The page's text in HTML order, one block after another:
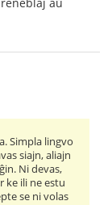
Simpla lingvo
siajn, aliajn
Ni devas,
ke ili ne estu
se ni volas